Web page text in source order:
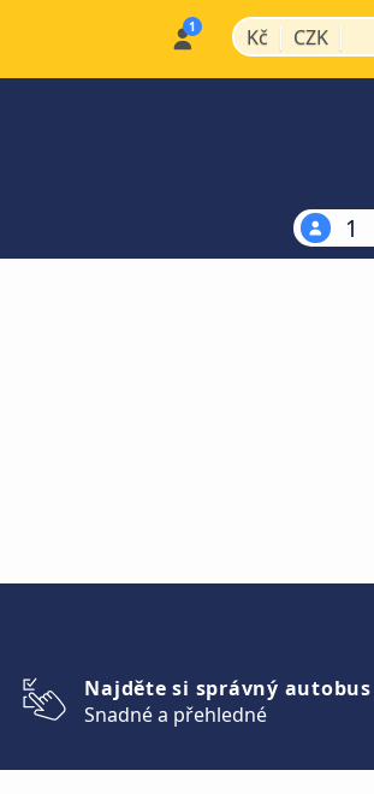
Kč | CZK |
1
Najděte si správný autobus
Snadné a přehledné